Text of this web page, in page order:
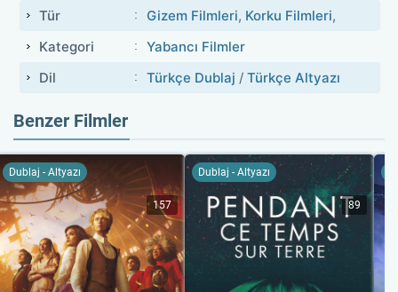
Tür
Gizem Filmleri, Korku Filmleri,
Kategori
Yabancı Filmler
Dil
Türkçe Dublaj / Türkçe Altyazı
Benzer Filmler
Dublaj - Altyazı
157
Dublaj - Altyazı
89